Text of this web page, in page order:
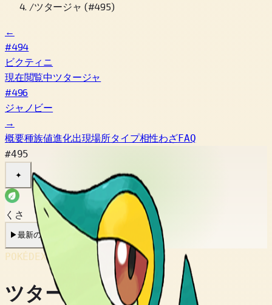
/ツタージャ (#495)
←
#494
ビクティニ
現在閲覧中ツタージャ
#496
ジャノビー
→
概要種族値進化出現場所タイプ相性わざFAQ
#495
✦
くさ
▶最新の鳴き声 ▶旧作の鳴き声
POKÉDEX No. #495
ツタージャ